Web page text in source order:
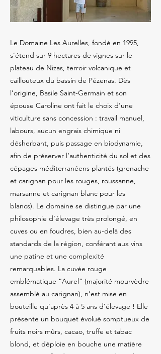
Le Domaine Les Aurelles, fondé en 1995,
s’étend sur 9 hectares de vignes sur le
plateau de Nizas, terroir volcanique et
caillouteux du bassin de Pézenas. Dès
l’origine, Basile Saint-Germain et son
épouse Caroline ont fait le choix d’une
viticulture sans concession : travail manuel,
labours, aucun engrais chimique ni
désherbant, puis passage en biodynamie,
afin de préserver l’authenticité du sol et des
cépages méditerranéens plantés (grenache
et carignan pour les rouges, roussanne,
marsanne et carignan blanc pour les
blancs). Le domaine se distingue par une
philosophie d’élevage très prolongé, en
cuves ou en foudres, bien au-delà des
standards de la région, conférant aux vins
une patine et une complexité
remarquables. La cuvée rouge
emblématique “Aurel” (majorité mourvèdre
assemblé au carignan), n’est mise en
bouteille qu’après 4 à 5 ans d’élevage ! Elle
présente un bouquet évolué somptueux de
fruits noirs mûrs, cacao, truffe et tabac
blond, et déploie en bouche une matière